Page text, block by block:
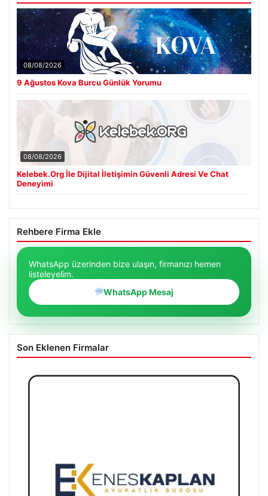
08/08/2026
9 Ağustos Kova Burcu Günlük Yorumu
08/08/2026
Kelebek.Org İle Dijital İletişimin Güvenli Adresi Ve Chat
Deneyimi
Rehbere Firma Ekle
WhatsApp üzerinden bize ulaşın, firmanızı hemen
listeleyelim.
WhatsApp Mesaj
Son Eklenen Firmalar